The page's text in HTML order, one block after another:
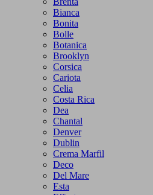
Bianca
Bonita
Bolle
Botanica
Brooklyn
Corsica
Cariota
Celia
Costa Rica
Dea
Chantal
Denver
Dublin
Crema Marfil
Deco
Del Mare
Esta